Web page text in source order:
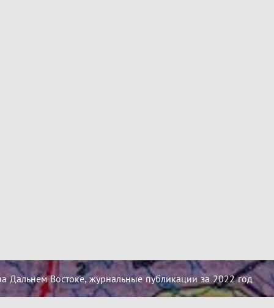
Дальнем Востоке, журнальные публикации за 2022 год